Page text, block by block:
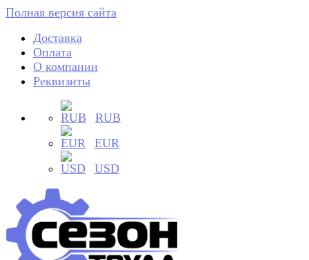
Полная версия сайта
Доставка
Оплата
О компании
Реквизиты
RUB
EUR
USD